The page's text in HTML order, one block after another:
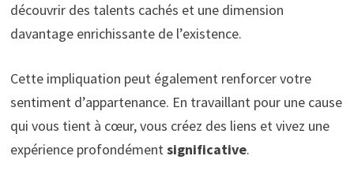
découvrir des talents cachés et une dimension
davantage enrichissante de l’existence.
Cette impliquation peut également renforcer votre
sentiment d’appartenance. En travaillant pour une cause
qui vous tient à cœur, vous créez des liens et vivez une
expérience profondémentsignificative.